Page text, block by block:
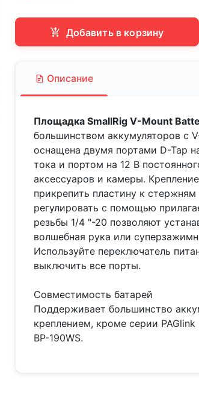
Добавить в корзину
Описание
Площадка SmallRig V-Mount
большинством аккумуляторов с
оснащена двумя портами D-Tap
тока и портом на 12 В
аксессуаров и камеры.
прикрепить пластину к
регулировать с помощью
резьбы 1/4 "-20 позволяют
волшебная рука или
Используйте переключатель
выключить все порты.
Совместимость батарей
Поддерживает большинство
креплением, кроме серии
BP-190WS.